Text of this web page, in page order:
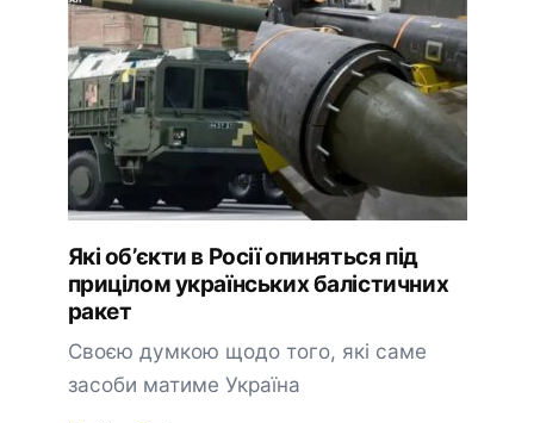
Які об’єкти в Росії опиняться під
прицілом українських балістичних
ракет
Своєю думкою щодо того, які саме
засоби матиме Україна